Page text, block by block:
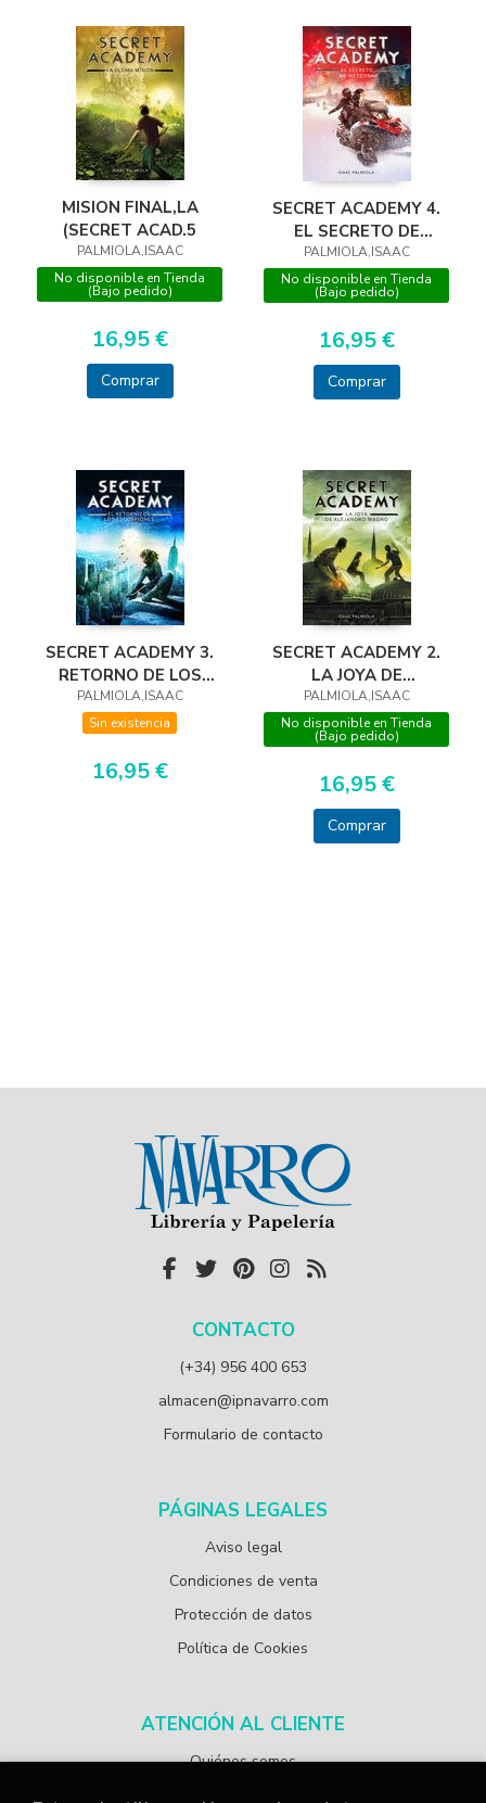
MISION FINAL,LA
(SECRET ACAD.5
PALMIOLA,ISAAC
No disponible en Tienda
(Bajo pedido)
16,95 €
Comprar
SECRET ACADEMY 4.
EL SECRETO DE
METEORA
PALMIOLA,ISAAC
No disponible en Tienda
(Bajo pedido)
16,95 €
Comprar
SECRET ACADEMY 3.
RETORNO DE LOS
ESCORPIONES
PALMIOLA,ISAAC
Sin existencia
16,95 €
SECRET ACADEMY 2.
LA JOYA DE
ALEJANDRO MAGNO
PALMIOLA,ISAAC
No disponible en Tienda
(Bajo pedido)
16,95 €
Comprar
CONTACTO
(+34) 956 400 653
almacen@ipnavarro.com
Formulario de contacto
PÁGINAS LEGALES
Aviso legal
Condiciones de venta
Protección de datos
Política de Cookies
ATENCIÓN AL CLIENTE
Quiénes somos